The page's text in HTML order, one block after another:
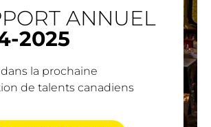
ANNUEL
2025
la prochaine
de talents canadiens